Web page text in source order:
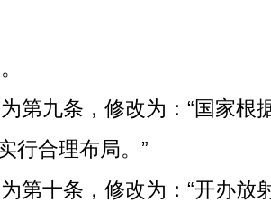
第九条，修改为：“国家根
行合理布局。”
第十条，修改为：“开办放